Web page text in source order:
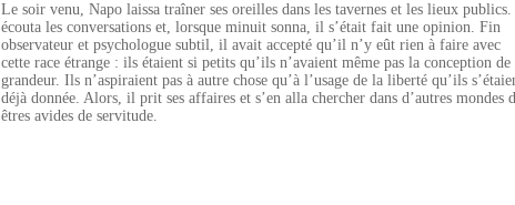
Le soir venu, Napo laissa traîner ses oreilles dans les tavernes et les lieux
écouta les conversations et, lorsque minuit sonna, il s’était fait une opinion. Fin
observateur et psychologue subtil, il avait accepté qu’il n’y eût rien à faire avec
cette race étrange : ils étaient si petits qu’ils n’avaient même pas la conception de
grandeur. Ils n’aspiraient pas à autre chose qu’à l’usage de la liberté qu’ils
déjà donnée. Alors, il prit ses affaires et s’en alla chercher dans d’autres mondes
êtres avides de servitude.